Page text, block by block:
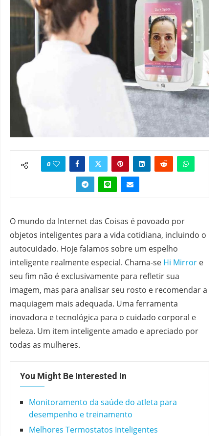
0
O mundo da Internet das Coisas é povoado por
objetos inteligentes para a vida cotidiana, incluindo o
autocuidado. Hoje falamos sobre um espelho
inteligente realmente especial. Chama-se Hi Mirror e
seu fim não é exclusivamente para refletir sua
imagem, mas para analisar seu rosto e recomendar a
maquiagem mais adequada. Uma ferramenta
inovadora e tecnológica para o cuidado corporal e
beleza. Um item inteligente amado e apreciado por
todas as mulheres.
You Might Be Interested In
Monitoramento da saúde do atleta para
desempenho e treinamento
Melhores Termostatos Inteligentes